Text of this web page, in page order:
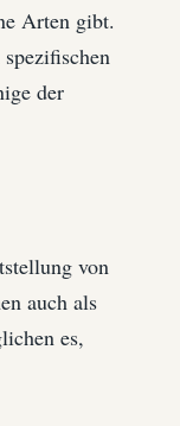
Arten gibt.
der
von
auch als
es,